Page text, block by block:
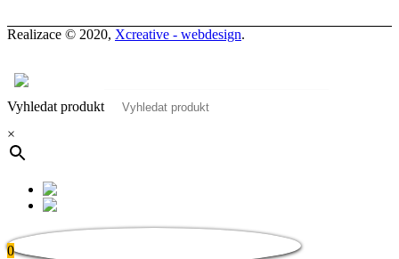
Realizace © 2020, Xcreative - webdesign.
Vyhledat produkt
×
0